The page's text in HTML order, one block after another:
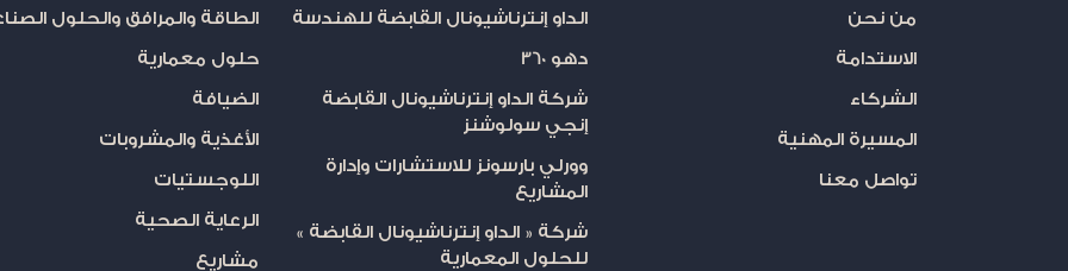
من نحن
الاستدامة
الشركاء
المسيرة المهنية
تواصل معنا
الداو إنترناشيونال القابضة للهندسة
دهو 360
شركة الداو إنترناشيونال القابضة
إنجي سولوشنز
وورلي بارسونز للاستشارات وإدارة
المشاريع
شركة « الداو إنترناشيونال القابضة »
للحلول المعمارية
الطاقة والمرافق والحلول
حلول معمارية
الضيافة
الأغذية والمشروبات
اللوجستيات
الرعاية الصحية
مشاريع